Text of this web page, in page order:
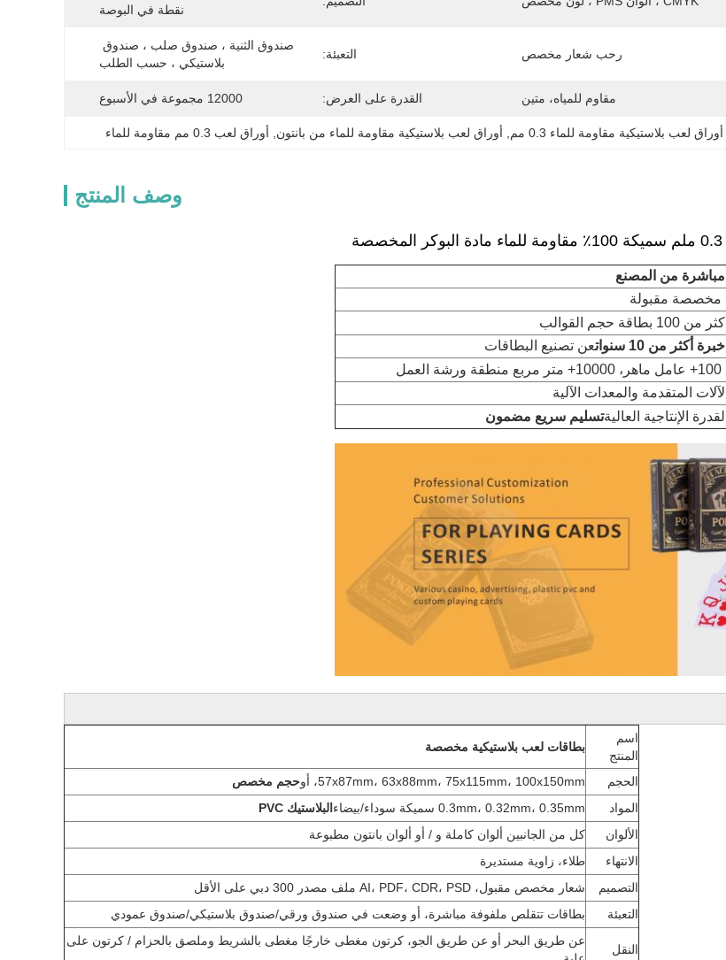
نقطة في البوصة
رحب شعار مخصص التعبئة:
بلاستيكي ، حسب الطلب
مقاوم للمياه، متين القدرة على العرض: 12000 مجموعة في الأسبوع
أوراق لعب بلاستيكية مقاومة للماء 0.3 مم أوراق لعب بلاستيكية مقاومة للماء من بانتون أوراق لعب 0.3 مم مقاومة للماء
وصف المنتج
مباشرة من المصنع
خبرة أكثر من 10 سنوات
عن تصنيع البطاقات
تسليم سريع مضمون
اسم
المنتج
بطاقات لعب بلاستيكية مخصصة
الحجم 57x87mm، 63x88mm، 75x115mm، 100x150mm، أو
حجم مخصص
المواد
0.3mm، 0.32mm، 0.35mm سميكة سوداء/بيضاء
البلاستيك PVC
الألوان
كل من الجانبين ألوان كاملة و / أو ألوان بانتون مطبوعة
الانتهاء
طلاء، زاوية مستديرة
التصميم
شعار مخصص مقبول، AI، PDF، CDR، PSD ملف مصدر 300 دبي على الأقل
التعبئة
بطاقات تتقلص ملفوفة مباشرة، أو وضعت في صندوق ورقي/صندوق بلاستيكي/صندوق عمودي
النقل
عن طريق البحر أو عن طريق الجو، كرتون مغطى خارجًا مغطى بالشريط وملصق بالحزام / كرتون على